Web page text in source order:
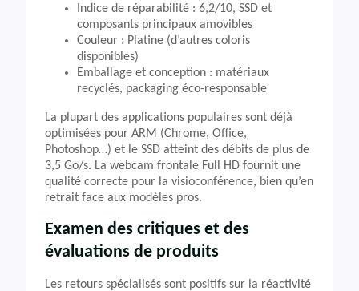
Indice de réparabilité : 6,2/10, SSD et
composants principaux amovibles
Couleur : Platine (d’autres coloris
disponibles)
Emballage et conception : matériaux
recyclés, packaging éco-responsable
La plupart des applications populaires sont déjà
optimisées pour ARM (Chrome, Office,
Photoshop…) et le SSD atteint des débits de plus de
3,5 Go/s. La webcam frontale Full HD fournit une
qualité correcte pour la visioconférence, bien qu’en
retrait face aux modèles pros.
Examen des critiques et des
évaluations de produits
Les retours spécialisés sont positifs sur la réactivité